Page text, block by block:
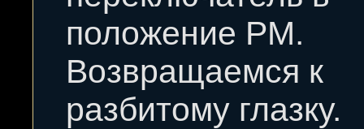
положение PM.
Возвращаемся к
разбитому глазку.